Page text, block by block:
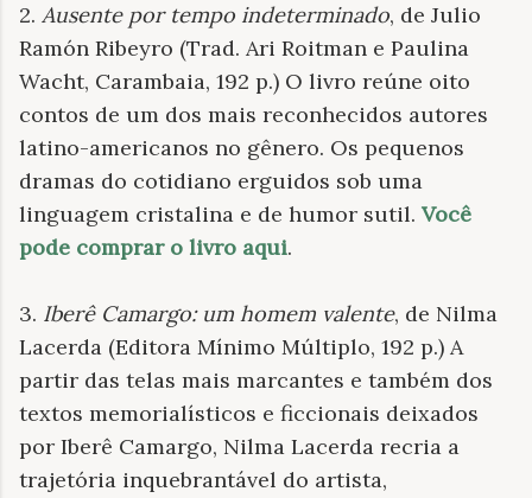
2. Ausente por tempo indeterminado, de Julio
Ramón Ribeyro (Trad. Ari Roitman e Paulina
Wacht, Carambaia, 192 p.) O livro reúne oito
contos de um dos mais reconhecidos autores
latino-americanos no gênero. Os pequenos
dramas do cotidiano erguidos sob uma
linguagem cristalina e de humor sutil. Você
pode comprar o livro aqui.
3. Iberê Camargo: um homem valente, de Nilma
Lacerda (Editora Mínimo Múltiplo, 192 p.) A
partir das telas mais marcantes e também dos
textos memorialísticos e ficcionais deixados
por Iberê Camargo, Nilma Lacerda recria a
trajetória inquebrantável do artista,